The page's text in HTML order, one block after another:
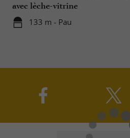
avec lèche-vitrine
133 m - Pau